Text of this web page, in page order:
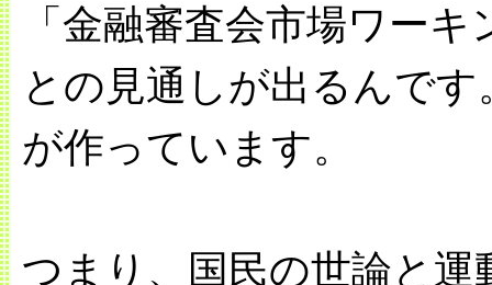
「金融審査会市場ワー
との見通しが出るんで
が作っています。
つまり、国民の世論と